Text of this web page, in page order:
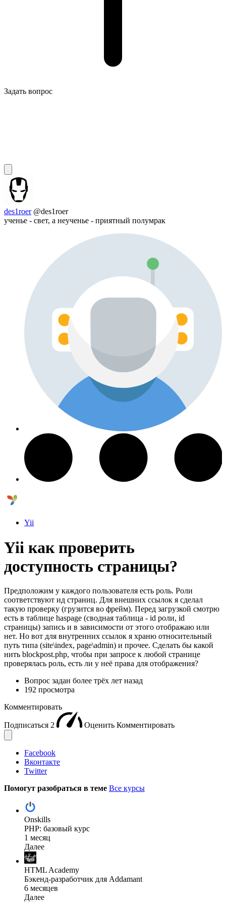
Задать вопрос
des1roer @des1roer
ученье - свет, а неученье - приятный полумрак
Yii
Yii как проверить
доступность страницы?
Предположим у каждого пользователя есть роль. Роли
соответствуют ид страниц. Для внешних ссылок я сделал
такую проверку (грузится во фрейм). Перед загрузкой смотрю
есть в таблице haspage (сводная таблица - id роли, id
страницы) запись и в зависимости от этого отображаю или
нет. Но вот для внутренних ссылок я храню относительный
путь типа (site\index, page\admin) и прочее. Сделать бы какой
нить blockpost.php, чтобы при запросе к любой странице
проверялась роль, есть ли у неё права для отображения?
Вопрос задан более трёх лет назад
192 просмотра
Комментировать
Подписаться 2 Оценить Комментировать
Facebook
Вконтакте
Twitter
Помогут разобраться в теме Все курсы
Onskills
PHP: базовый курс
1 месяц
Далее
HTML Academy
Бэкенд-разработчик для Addamant
6 месяцев
Далее